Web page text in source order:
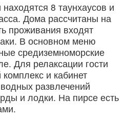
8 таунхаусов и
Дома рассчитаны на
проживания входят
В основном меню
средиземноморские
Для релаксации гости
и кабинет
развлечений
и лодки. На пирсе есть